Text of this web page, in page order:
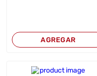
AGREGAR